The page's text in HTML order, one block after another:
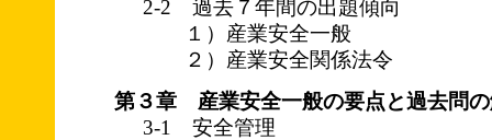
2-2 過去７年間の出題傾向
１）産業安全一般
２）産業安全関係法令
第３章 産業安全一般の要点と過去問
3-1 安全管理